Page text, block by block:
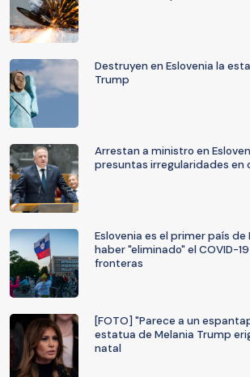
Destruyen en Eslovenia la
Trump
Arrestan a ministro en
presuntas irregularidades en
Eslovenia es el primer país
haber "eliminado" el COVID-
fronteras
[FOTO] "Parece a un
estatua de Melania Trump
natal